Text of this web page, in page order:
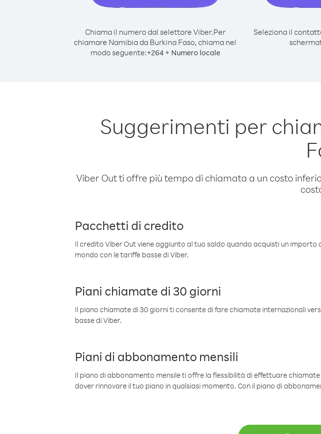
Chiama il numero dal selettore Viber.Per
chiamare Namibia da Burkina Faso, chiama nel
modo seguente:+264+ Numero locale
Seleziona il
Suggerimenti per
Viber Out ti offre più tempo di chiamata a un costo
Pacchetti di credito
Il credito Viber Out viene aggiunto al tuo saldo quando acquisti un
mondo con le tariffe basse di Viber.
Piani chiamate di 30 giorni
Il piano chiamate di 30 giorni ti consente di fare chiamate internazionali
basse di Viber.
Piani di abbonamento mensili
Il piano di abbonamento mensile ti offre la flessibilità di effettuare
dover rinnovare il tuo piano in qualsiasi momento. Con il piano di